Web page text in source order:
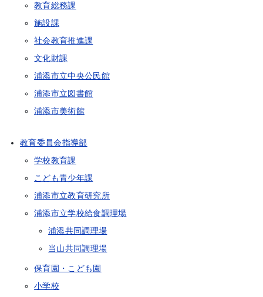
教育総務課
施設課
社会教育推進課
文化財課
浦添市立中央公民館
浦添市立図書館
浦添市美術館
教育委員会指導部
学校教育課
こども青少年課
浦添市立教育研究所
浦添市立学校給食調理場
浦添共同調理場
当山共同調理場
保育園・こども園
小学校